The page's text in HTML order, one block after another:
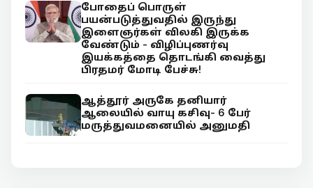
போதைப் பொருள்
பயன்படுத்துவதில் இருந்து
இளைஞர்கள் விலகி இருக்க
வேண்டும் - விழிப்புணர்வு
இயக்கத்தை தொடங்கி வைத்து
பிரதமர் மோடி பேச்சு!
ஆத்தூர் அருகே தனியார்
ஆலையில் வாயு கசிவு- 6 பேர்
மருத்துவமனையில் அனுமதி